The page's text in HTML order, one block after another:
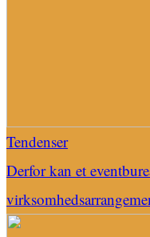
Tendenser
Derfor kan et